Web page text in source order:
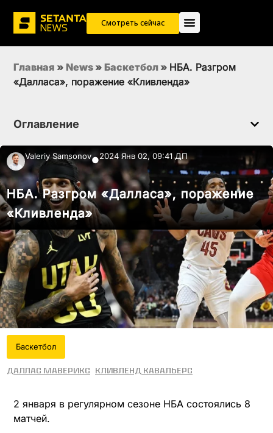
Смотреть сейчас
Главная » News » Баскетбол » НБА. Разгром
«Далласа», поражение «Кливленда»
Оглавление
Valeriy Samsonov●2024 Янв 02, 09:41 ДП
НБА. Разгром «Далласа», поражение
«Кливленда»
Баскетбол
Даллас Маверикс Кливленд Кавальерс
2 января в регулярном сезоне НБА состоялись 8
матчей.